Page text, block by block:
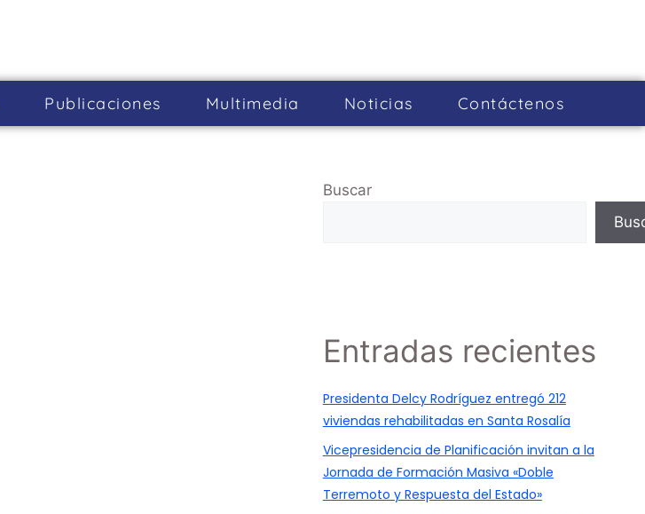
Publicaciones Multimedia Noticias Cont­áctenos
Buscar
Entradas recientes
Presidenta Delcy Rodríguez entregó 212
viviendas rehabilitadas en Santa Rosalía
Vicepresidencia de Planificación invitan a la
Jornada de Formación Masiva «Doble
Terremoto y Respuesta del Estado»